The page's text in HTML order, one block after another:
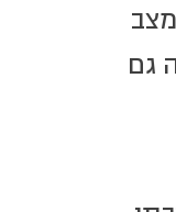
נראות 32 שיניים במצב
גם